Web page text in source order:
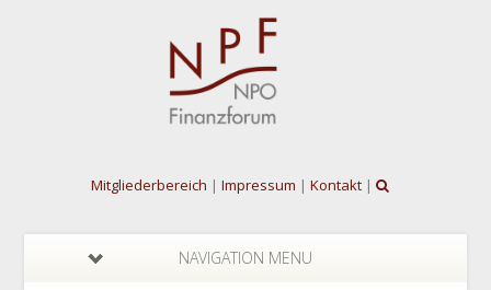
Mitgliederbereich | Impressum | Kontakt|
NAVIGATION MENU